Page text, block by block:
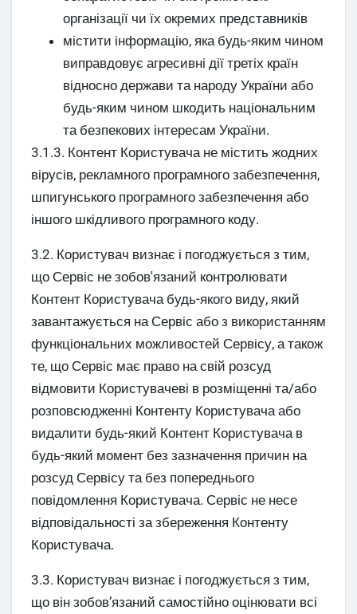
організації чи їх окремих представників
містити інформацію, яка будь-яким чином
виправдовує агресивні дії третіх країн
відносно держави та народу України або
будь-яким чином шкодить національним
та безпекових інтересам України.
3.1.3. Контент Користувача не містить жодних
вірусів, рекламного програмного забезпечення,
шпигунського програмного забезпечення або
іншого шкідливого програмного коду.
3.2. Користувач визнає і погоджується з тим,
що Сервіс не зобов'язаний контролювати
Контент Користувача будь-якого виду, який
завантажується на Сервіс або з використанням
функціональних можливостей Сервісу, а також
те, що Сервіс має право на свій розсуд
відмовити Користувачеві в розміщенні та/або
розповсюдженні Контенту Користувача або
видалити будь-який Контент Користувача в
будь-який момент без зазначення причин на
розсуд Сервісу та без попереднього
повідомлення Користувача. Сервіс не несе
відповідальності за збереження Контенту
Користувача.
3.3. Користувач визнає і погоджується з тим,
що він зобов’язаний самостійно оцінювати всі